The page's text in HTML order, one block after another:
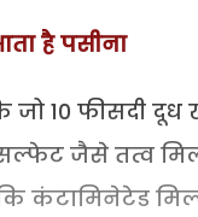
है पसीना
10 फीसदी दूध
जैसे तत्व
कंटामिनेटेड